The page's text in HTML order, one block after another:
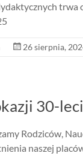
trwa
26 sierpnia,
30-
Rodziców,
naszej